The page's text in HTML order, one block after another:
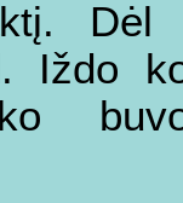
Iždo